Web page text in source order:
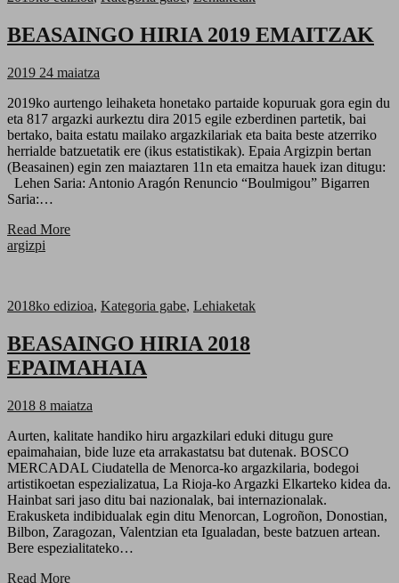
BEASAINGO HIRIA 2019 EMAITZAK
2019 24 maiatza
2019ko aurtengo leihaketa honetako partaide kopuruak gora egin du
eta 817 argazki aurkeztu dira 2015 egile ezberdinen partetik, bai
bertako, baita estatu mailako argazkilariak eta baita beste atzerriko
herrialde batzuetatik ere (ikus estatistikak). Epaia Argizpin bertan
(Beasainen) egin zen maiaztaren 11n eta emaitza hauek izan ditugu:
Lehen Saria: Antonio Aragón Renuncio “Boulmigou” Bigarren
Saria:…
Read More
argizpi
2018ko edizioa, Kategoria gabe, Lehiaketak
BEASAINGO HIRIA 2018
EPAIMAHAIA
2018 8 maiatza
Aurten, kalitate handiko hiru argazkilari eduki ditugu gure
epaimahaian, bide luze eta arrakastatsu bat dutenak. BOSCO
MERCADAL Ciudatella de Menorca-ko argazkilaria, bodegoi
artistikoetan espezializatua, La Rioja-ko Argazki Elkarteko kidea da.
Hainbat sari jaso ditu bai nazionalak, bai internazionalak.
Erakusketa indibidualak egin ditu Menorcan, Logroñon, Donostian,
Bilbon, Zaragozan, Valentzian eta Igualadan, beste batzuen artean.
Bere espezialitateko…
Read More